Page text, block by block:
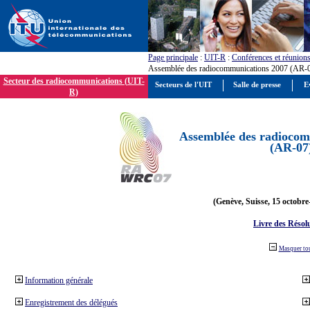
Page principale : UIT-R : Conférences et réunions
Assemblée des radiocommunications 2007 (AR-
Secteur des radiocommunications (UIT-
R)
Assemblée des
(AR-
(Genève, Suisse, 15
Livre des
Masquer
Information générale
Enregistrement des délégués
Secteurs de l'UIT Salle de presse